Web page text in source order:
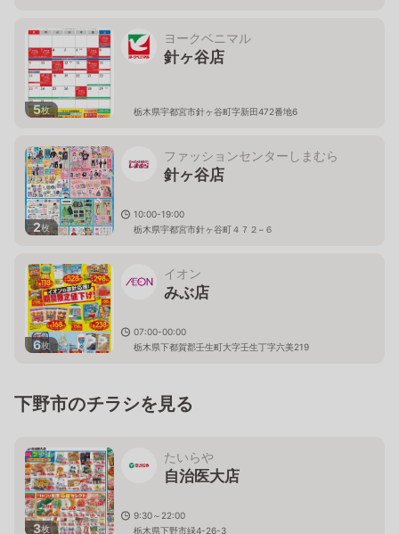
5枚
ヨークベニマル
針ヶ谷店
栃木県宇都宮市針ヶ谷町字新田472番地6
2枚
ファッションセンターしまむら
針ヶ谷店
10:00-19:00
栃木県宇都宮市針ヶ谷町４７２−６
6枚
イオン
みぶ店
07:00-00:00
栃木県下都賀郡壬生町大字壬生丁字六美219
下野市のチラシを見る
3枚
たいらや
自治医大店
9:30～22:00
栃木県下野市緑4-26-3